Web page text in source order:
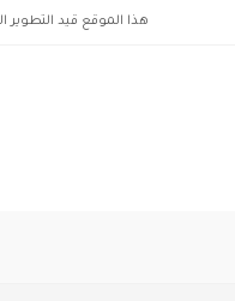
هذا الموقع قيد التطوير